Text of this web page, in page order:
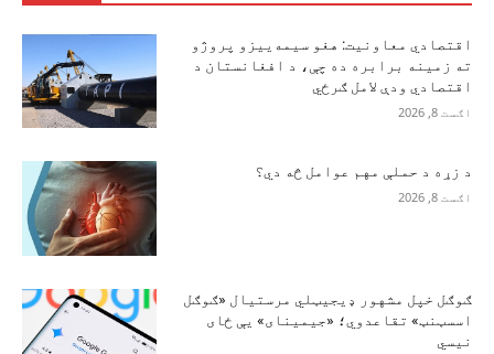
اقتصادي معاونیت: هغو سیمه‌ییزو پروژو
ته زمینه برابره ده چې، د افغانستان د
اقتصادي ودې لامل ګرځي
اګست 8, 2026
د زړه د حملې مهم عوامل څه دي؟
اګست 8, 2026
ګوګل خپل مشهور ډیجیټلي مرستیال «ګوګل
اسسټنټ» تقاعدوي؛ «جیمینای» یې ځای
نیسي